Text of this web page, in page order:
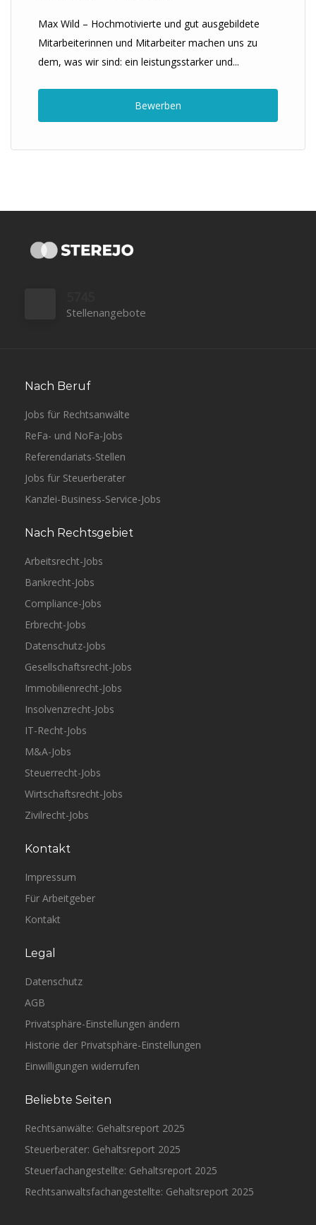
Max Wild – Hochmotivierte und gut ausgebildete
Mitarbeiterinnen und Mitarbeiter machen uns zu
dem, was wir sind: ein leistungsstarker und...
Bewerben
Stellenangebote
Nach Beruf
Jobs für Rechtsanwälte
ReFa- und NoFa-Jobs
Referendariats-Stellen
Jobs für Steuerberater
Kanzlei-Business-Service-Jobs
Nach Rechtsgebiet
Arbeitsrecht-Jobs
Bankrecht-Jobs
Compliance-Jobs
Erbrecht-Jobs
Datenschutz-Jobs
Gesellschaftsrecht-Jobs
Immobilienrecht-Jobs
Insolvenzrecht-Jobs
IT-Recht-Jobs
M&A-Jobs
Steuerrecht-Jobs
Wirtschaftsrecht-Jobs
Zivilrecht-Jobs
Kontakt
Impressum
Für Arbeitgeber
Kontakt
Legal
Datenschutz
AGB
Privatsphäre-Einstellungen ändern
Historie der Privatsphäre-Einstellungen
Einwilligungen widerrufen
Beliebte Seiten
Rechtsanwälte: Gehaltsreport 2025
Steuerberater: Gehaltsreport 2025
Steuerfachangestellte: Gehaltsreport 2025
Rechtsanwaltsfachangestellte: Gehaltsreport 2025